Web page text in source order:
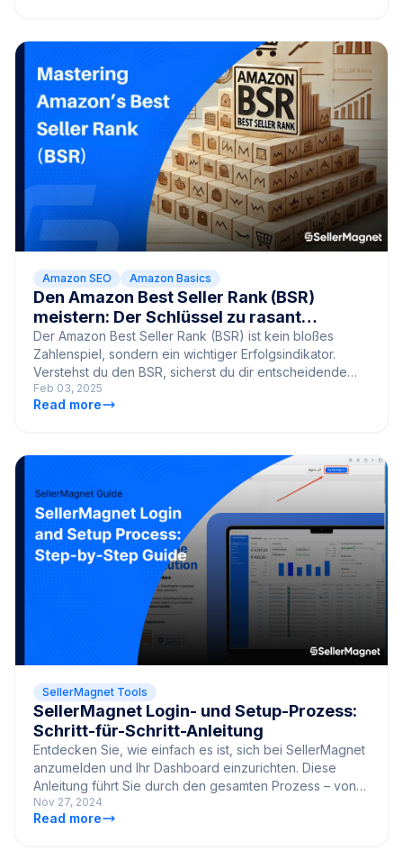
Amazon SEO Amazon Basics
Den Amazon Best Seller Rank (BSR)
meistern: Der Schlüssel zu rasant
steigenden Verkaufszahlen
Der Amazon Best Seller Rank (BSR) ist kein bloßes
Zahlenspiel, sondern ein wichtiger Erfolgsindikator.
Verstehst du den BSR, sicherst du dir entscheidende
Vorteile!
Feb 03, 2025
Read more
SellerMagnet Tools
SellerMagnet Login- und Setup-Prozess:
Schritt-für-Schritt-Anleitung
Entdecken Sie, wie einfach es ist, sich bei SellerMagnet
anzumelden und Ihr Dashboard einzurichten. Diese
Anleitung führt Sie durch den gesamten Prozess – von
der Registrierung bis zur vollständigen Nutzung des
Dashboards.
Nov 27, 2024
Read more